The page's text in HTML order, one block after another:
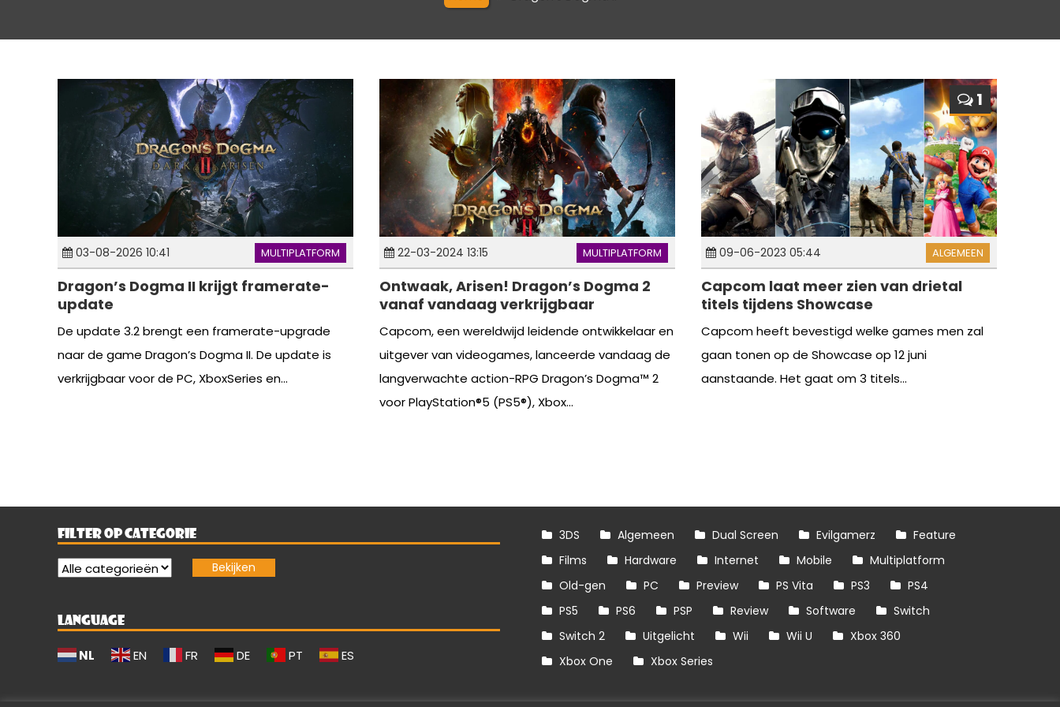
03-08-2026 10:41 MULTIPLATFORM
Dragon’s Dogma II krijgt framerate-
update
De update 3.2 brengt een framerate-upgrade
naar de game Dragon’s Dogma II. De update is
verkrijgbaar voor de PC, XboxSeries en...
22-03-2024 13:15 MULTIPLATFORM
Ontwaak, Arisen! Dragon’s Dogma 2
vanaf vandaag verkrijgbaar
Capcom, een wereldwijd leidende ontwikkelaar en
uitgever van videogames, lanceerde vandaag de
langverwachte action-RPG Dragon’s Dogma™ 2
voor PlayStation®5 (PS5®), Xbox...
1
09-06-2023 05:44 ALGEMEEN
Capcom laat meer zien van drietal
titels tijdens Showcase
Capcom heeft bevestigd welke games men zal
gaan tonen op de Showcase op 12 juni
aanstaande. Het gaat om 3 titels...
FILTER OP CATEGORIE
LANGUAGE
NL EN FR DE PT ES
3DS Algemeen Dual Screen Evilgamerz
Feature
Films
Hardware Internet Mobile
Multiplatform
Old-gen
PC Preview PS Vita PS3
PS4
PS5
PS6 PSP Review Software
Switch
Switch 2
Uitgelicht Wii Wii U
Xbox 360
Xbox One
Xbox Series